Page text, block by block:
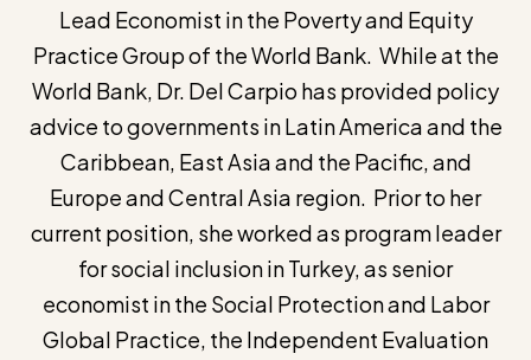
Lead Economist in the Poverty and Equity
Practice Group of the World Bank. While at the
World Bank, Dr. Del Carpio has provided policy
advice to governments in Latin America and the
Caribbean, East Asia and the Pacific, and
Europe and Central Asia region. Prior to her
current position, she worked as program leader
for social inclusion in Turkey, as senior
economist in the Social Protection and Labor
Global Practice, the Independent Evaluation